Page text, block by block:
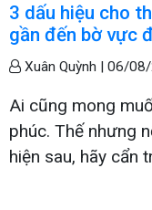
3 dấu hiệu cho
gần đến bờ vực
Xuân Quỳnh | 06/
Ai cũng mong
phúc. Thế nhưng
hiện sau, hãy cẩn